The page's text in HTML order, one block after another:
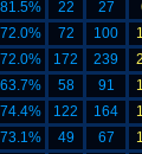
81.5% 22 27
72.0% 72 100
72.0% 172 239
63.7% 58 91
74.4% 122 164
73.1% 49 67